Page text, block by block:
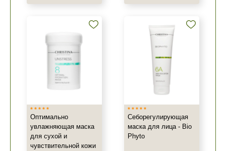
Оптимально
увлажняющая маска
для сухой и
чувствительной кожи
Себорегулирующая
маска для лица - Bio
Phyto